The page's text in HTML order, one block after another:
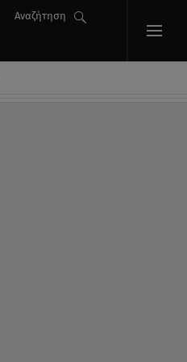
Αναζήτηση